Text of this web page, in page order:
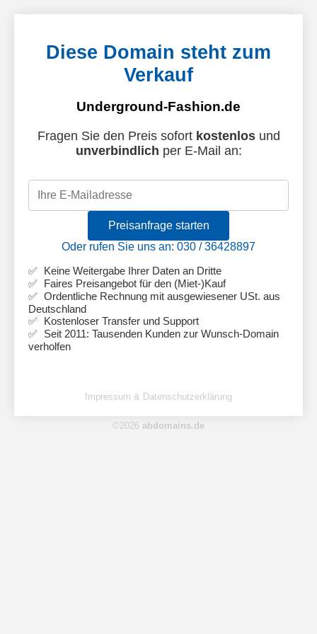
Diese Domain steht zum
Verkauf
Underground-Fashion.de
Fragen Sie den Preis sofort kostenlosund
unverbindlich per E-Mail an:
Preisanfrage starten
Oder rufen Sie uns an: 030 / 36428897
Keine Weitergabe Ihrer Daten an Dritte
Faires Preisangebot für den (Miet-)Kauf
Ordentliche Rechnung mit ausgewiesener USt. aus
Deutschland
Kostenloser Transfer und Support
Seit 2011: Tausenden Kunden zur Wunsch-Domain
verholfen
Impressum & Datenschutzerklärung
©2026 abdomains.de